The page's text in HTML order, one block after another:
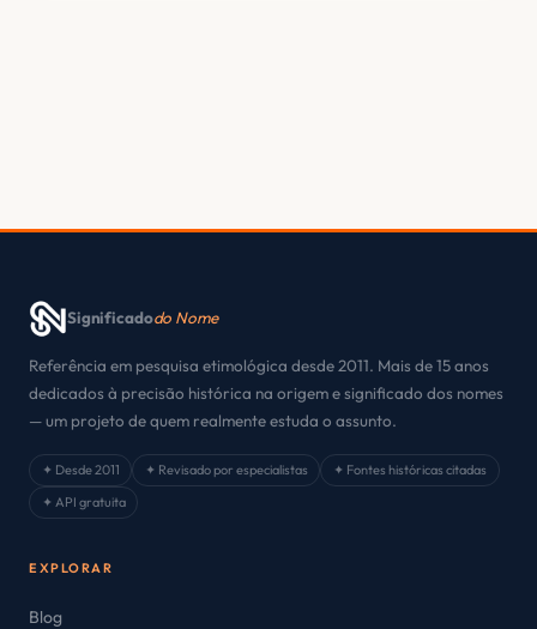
Significadodo Nome
Referência em pesquisa etimológica desde 2011. Mais de 15 anos
dedicados à precisão histórica na origem e significado dos nomes
— um projeto de quem realmente estuda o assunto.
✦ Desde 2011 ✦ Revisado por especialistas
✦ Fontes históricas citadas
✦ API gratuita
EXPLORAR
Blog